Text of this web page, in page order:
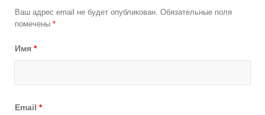
Ваш адрес email не будет опубликован. Обязательные поля
помечены *
Имя *
Email *